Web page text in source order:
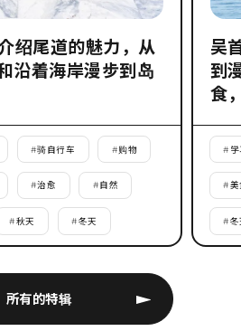
所有的特辑
介绍尾道的魅力，从
沿着海岸漫步到岛
#骑自行车 #购物
#治愈 #自然
#秋天 #冬天
吴
到
食
# 学
#美
#冬